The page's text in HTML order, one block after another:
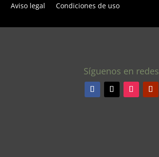
Aviso legal Condiciones de uso
Síguenos en redes